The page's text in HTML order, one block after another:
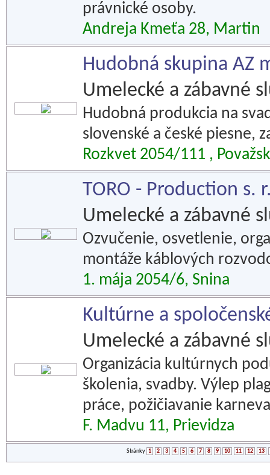
právnické osoby.
Andreja Kmeťa 28, Martin
Hudobná skupina AZ
Umelecké a zábavné
Hudobná produkcia na
slovenské a české piesne,
Rozkvet 2054/111 ,
TORO - Production s.
Umelecké a zábavné
Ozvučenie, osvetlenie,
montáže káblových
1. mája 2054/6, Snina
Kultúrne a
Umelecké a zábavné
Organizácia kultúrnych
školenia, svadby. Výlep
práce, požičiavanie
F. Madvu 11, Prievidza
Stránky 1 2 3 4 5 6 7 8 9 10 11 12 13